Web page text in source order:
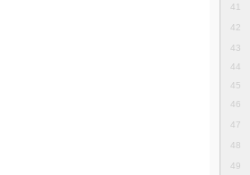
41
42
43
44
45
46
47
48
49